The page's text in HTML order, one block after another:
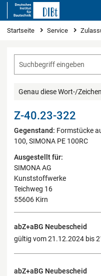
Sie sind hier
Startseite Service
Genau diese Wort-/
Z-40.23-322
Gegenstand: Formstücke
100, SIMONA PE 100RC
Ausgestellt für:
SIMONA AG
Kunststoffwerke
Teichweg 16
55606 Kirn
abZ+aBG Neubescheid
gültig vom 21.12.2024 bis
abZ+aBG Neubescheid